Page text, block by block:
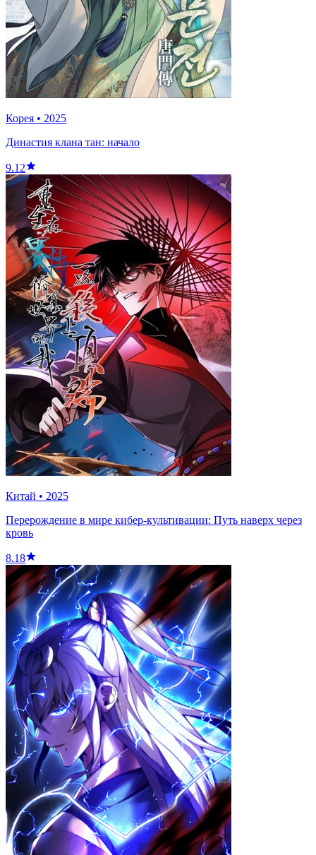
Корея • 2025
Династия клана тан: начало
9.12
Китай • 2025
Перерождение в мире кибер-культивации: Путь наверх через
кровь
8.18